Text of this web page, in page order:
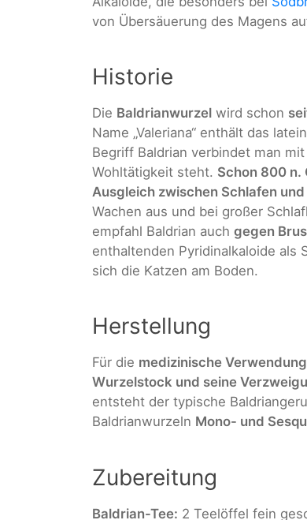
von Übersäuerung des Magens
Historie
Die Baldrianwurzel wird schon
Name „Valeriana“ enthält das
Begriff Baldrian verbindet man
Wohltätigkeit steht. Schon 800 n.
Ausgleich zwischen Schlafen und
Wachen aus und bei großer
empfahl Baldrian auch gegen
enthaltenden Pyridinalkaloide als
sich die Katzen am Boden.
Herstellung
Für die medizinische Verwendung
Wurzelstock und seine
entsteht der typische
Baldrianwurzeln Mono- und
Zubereitung
Baldrian-Tee: 2 Teelöffel fein